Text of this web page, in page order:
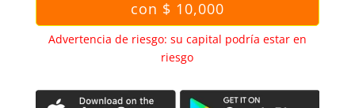
con $ 10,000
Advertencia de riesgo: su capital podría estar en
riesgo